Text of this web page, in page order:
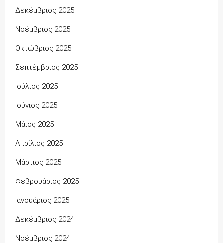
Δεκέμβριος 2025
Νοέμβριος 2025
Οκτώβριος 2025
Σεπτέμβριος 2025
Ιούλιος 2025
Ιούνιος 2025
Μάιος 2025
Απρίλιος 2025
Μάρτιος 2025
Φεβρουάριος 2025
Ιανουάριος 2025
Δεκέμβριος 2024
Νοέμβριος 2024